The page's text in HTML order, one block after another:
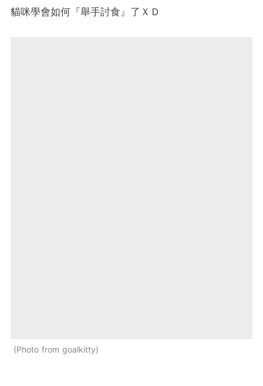
貓咪學會如何『舉手討食』了ＸＤ
Photo from goalkitty